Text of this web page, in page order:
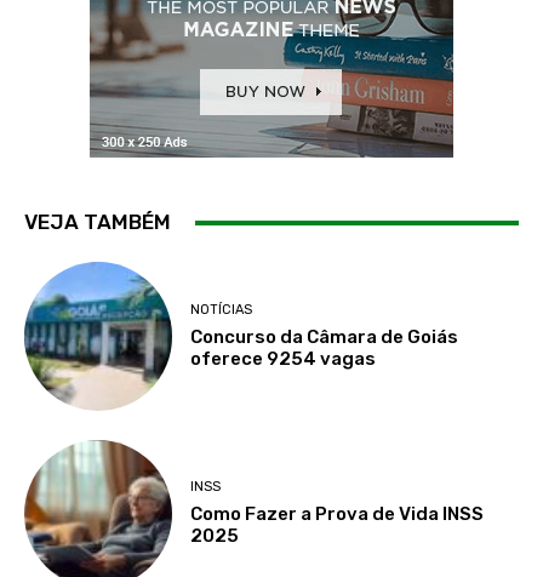
VEJA TAMBÉM
NOTÍCIAS
Concurso da Câmara de Goiás
oferece 9254 vagas
INSS
Como Fazer a Prova de Vida INSS
2025